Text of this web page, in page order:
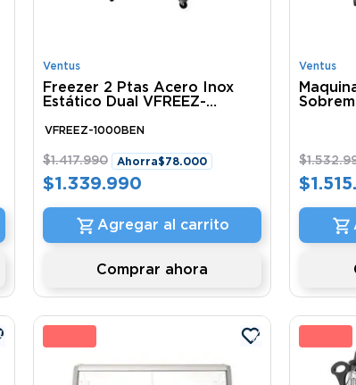
Ventus
Freezer 2 Ptas Acero Inox
Estático Dual VFREEZ-
VFREEZ-1000BEN
$1.417.990 Ahorra$78.000
$1.339.990
Agregar al carrito
Comprar ahora
Ventus
$1.532.
$1.515.
%
8